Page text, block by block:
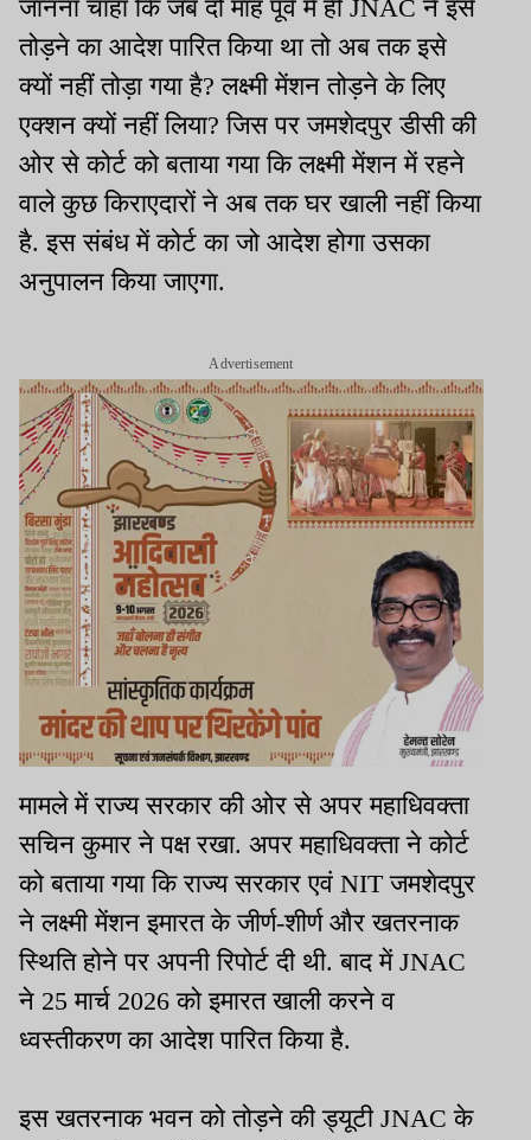
जानना चाहा कि जब दो माह पूर्व में ही JNAC ने इसे
तोड़ने का आदेश पारित किया था तो अब तक इसे
क्यों नहीं तोड़ा गया है? लक्ष्मी मेंशन तोड़ने के लिए
एक्शन क्यों नहीं लिया? जिस पर जमशेदपुर डीसी की
ओर से कोर्ट को बताया गया कि लक्ष्मी मेंशन में रहने
वाले कुछ किराएदारों ने अब तक घर खाली नहीं किया
है. इस संबंध में कोर्ट का जो आदेश होगा उसका
अनुपालन किया जाएगा.
Advertisement
मामले में राज्य सरकार की ओर से अपर महाधिवक्ता
सचिन कुमार ने पक्ष रखा. अपर महाधिवक्ता ने कोर्ट
को बताया गया कि राज्य सरकार एवं NIT जमशेदपुर
ने लक्ष्मी मेंशन इमारत के जीर्ण-शीर्ण और खतरनाक
स्थिति होने पर अपनी रिपोर्ट दी थी. बाद में JNAC
ने 25 मार्च 2026 को इमारत खाली करने व
ध्वस्तीकरण का आदेश पारित किया है.
इस खतरनाक भवन को तोड़ने की ड्यूटी JNAC के